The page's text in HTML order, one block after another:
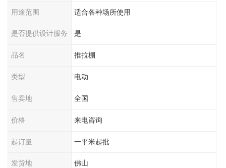
用途范围 适合各种场所使用
是否提供设计服务 是
品名 推拉棚
类型 电动
售卖地 全国
价格 来电咨询
起订量 一平米起批
发货地 佛山